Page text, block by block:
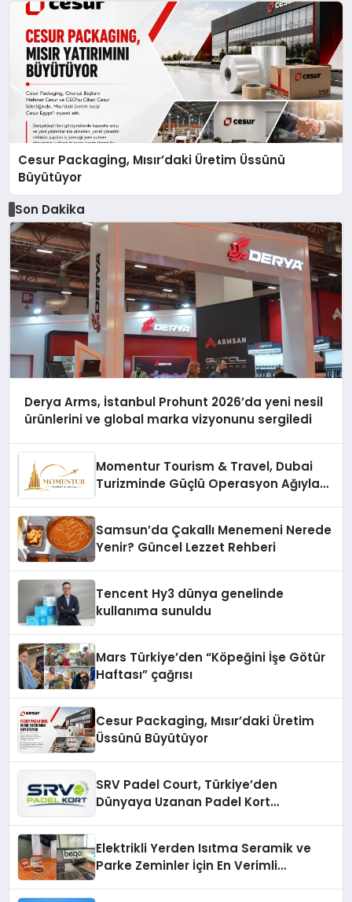
Cesur Packaging, Mısır’daki Üretim Üssünü
Büyütüyor
Son Dakika
Derya Arms, İstanbul Prohunt 2026’da yeni nesil
ürünlerini ve global marka vizyonunu sergiledi
Momentur Tourism & Travel, Dubai
Turizminde Güçlü Operasyon Ağıyla
Samsun’da Çakallı Menemeni Nerede
Yenir? Güncel Lezzet Rehberi
Tencent Hy3 dünya genelinde
kullanıma sunuldu
Mars Türkiye’den “Köpeğini İşe Götür
Haftası” çağrısı
Cesur Packaging, Mısır’daki Üretim
Üssünü Büyütüyor
SRV Padel Court, Türkiye’den
Dünyaya Uzanan Padel Kort
Elektrikli Yerden Isıtma Seramik ve
Parke Zeminler İçin En Verimli